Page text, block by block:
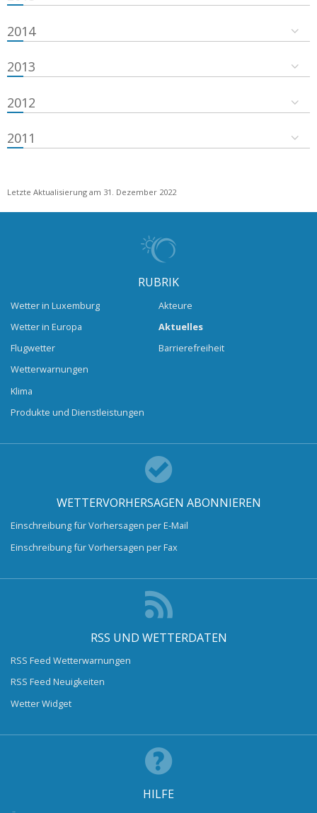
2014
2013
2012
2011
Letzte Aktualisierung am 31. Dezember 2022
RUBRIK
Wetter in Luxemburg
Wetter in Europa
Flugwetter
Wetterwarnungen
Klima
Produkte und Dienstleistungen
Akteure
Aktuelles
Barrierefreiheit
WETTERVORHERSAGEN ABONNIEREN
Einschreibung für Vorhersagen per E-Mail
Einschreibung für Vorhersagen per Fax
RSS UND WETTERDATEN
RSS Feed Wetterwarnungen
RSS Feed Neuigkeiten
Wetter Widget
HILFE